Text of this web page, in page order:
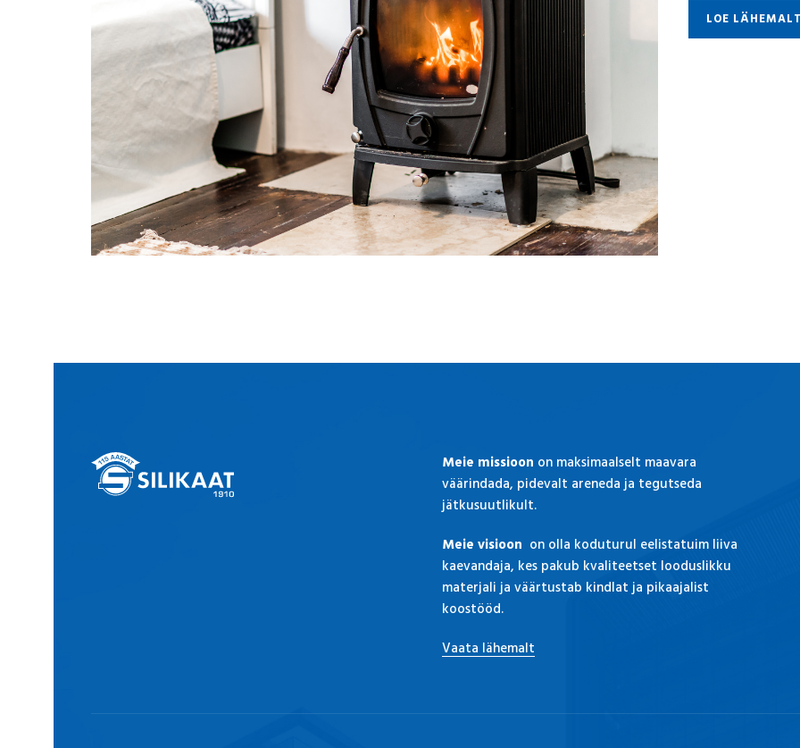
LOE LÄHEMALT
Meie missioon on maksimaalselt maavara
väärindada, pidevalt areneda ja tegutseda
jätkusuutlikult.
Meie visioon on olla koduturul eelistatuim liiva
kaevandaja, kes pakub kvaliteetset looduslikku
materjali ja väärtustab kindlat ja pikaajalist
koostööd.
Vaata lähemalt